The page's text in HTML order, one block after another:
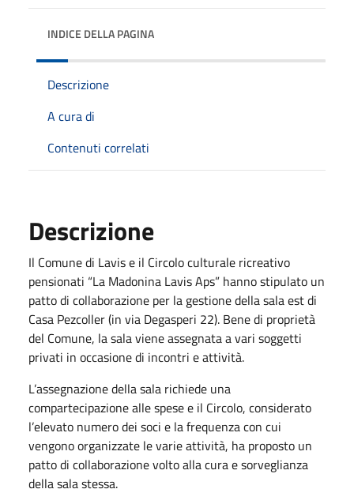
INDICE DELLA PAGINA
Descrizione
A cura di
Contenuti correlati
Descrizione
Il Comune di Lavis e il Circolo culturale ricreativo
pensionati “La Madonina Lavis Aps” hanno stipulato un
patto di collaborazione per la gestione della sala est di
Casa Pezcoller (in via Degasperi 22). Bene di proprietà
del Comune, la sala viene assegnata a vari soggetti
privati in occasione di incontri e attività.
L’assegnazione della sala richiede una
compartecipazione alle spese e il Circolo, considerato
l’elevato numero dei soci e la frequenza con cui
vengono organizzate le varie attività, ha proposto un
patto di collaborazione volto alla cura e sorveglianza
della sala stessa.